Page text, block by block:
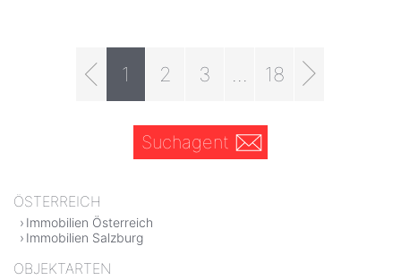
1 2 3 18
Suchagent
ÖSTERREICH
Immobilien Österreich
Immobilien Salzburg
OBJEKTARTEN